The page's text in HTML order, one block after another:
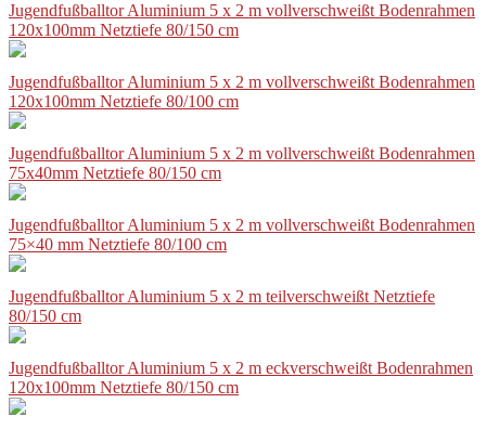
Jugendfußballtor Aluminium 5 x 2 m vollverschweißt Bodenrahmen
120x100mm Netztiefe 80/150 cm
Jugendfußballtor Aluminium 5 x 2 m vollverschweißt Bodenrahmen
120x100mm Netztiefe 80/100 cm
Jugendfußballtor Aluminium 5 x 2 m vollverschweißt Bodenrahmen
75x40mm Netztiefe 80/150 cm
Jugendfußballtor Aluminium 5 x 2 m vollverschweißt Bodenrahmen
75×40 mm Netztiefe 80/100 cm
Jugendfußballtor Aluminium 5 x 2 m teilverschweißt Netztiefe
80/150 cm
Jugendfußballtor Aluminium 5 x 2 m eckverschweißt Bodenrahmen
120x100mm Netztiefe 80/150 cm